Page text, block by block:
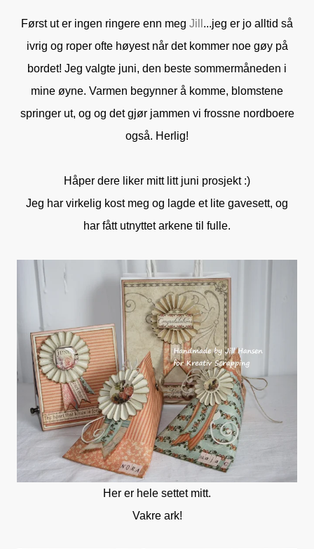
Først ut er ingen ringere enn meg Jill ...jeg er jo alltid så
ivrig og roper ofte høyest når det kommer noe gøy på
bordet! Jeg valgte juni, den beste sommermåneden i
mine øyne. Varmen begynner å komme, blomstene
springer ut, og og det gjør jammen vi frossne nordboere
også. Herlig!
Håper dere liker mitt litt juni prosjekt :)
Jeg har virkelig kost meg og lagde et lite gavesett, og
har fått utnyttet arkene til fulle.
Her er hele settet mitt.
Vakre ark!